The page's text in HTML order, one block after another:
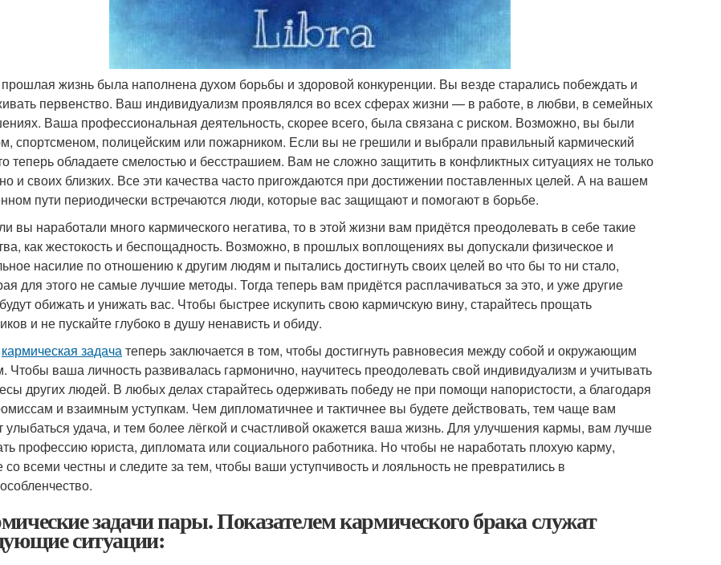
жизнь была наполнена духом борьбы и здоровой конкуренции. Вы везде старались побеждать и
первенство. Ваш индивидуализм проявлялся во всех сферах жизни — в работе, в любви, в семейных
Ваша профессиональная деятельность, скорее всего, была связана с риском. Возможно, вы были
спортсменом, полицейским или пожарником. Если вы не грешили и выбрали правильный кармический
теперь обладаете смелостью и бесстрашием. Вам не сложно защитить в конфликтных ситуациях не только
и своих близких. Все эти качества часто пригождаются при достижении поставленных целей. А на вашем
пути периодически встречаются люди, которые вас защищают и помогают в борьбе.
вы наработали много кармического негатива, то в этой жизни вам придётся преодолевать в себе такие
как жестокость и беспощадность. Возможно, в прошлых воплощениях вы допускали физическое и
насилие по отношению к другим людям и пытались достигнуть своих целей во что бы то ни стало,
для этого не самые лучшие методы. Тогда теперь вам придётся расплачиваться за это, и уже другие
обижать и унижать вас. Чтобы быстрее искупить свою кармичскую вину, старайтесь прощать
и не пускайте глубоко в душу ненависть и обиду.
кармическая задачатеперь заключается в том, чтобы достигнуть равновесия между собой и окружающим
Чтобы ваша личность развивалась гармонично, научитесь преодолевать свой индивидуализм и учитывать
других людей. В любых делах старайтесь одерживать победу не при помощи напористости, а благодаря
и взаимным уступкам. Чем дипломатичнее и тактичнее вы будете действовать, тем чаще вам
улыбаться удача, и тем более лёгкой и счастливой окажется ваша жизнь. Для улучшения кармы, вам лучше
профессию юриста, дипломата или социального работника. Но чтобы не наработать плохую карму,
со всеми честны и следите за тем, чтобы ваши уступчивость и лояльность не превратились в
задачи пары. Показателем кармического брака служат
ситуации: